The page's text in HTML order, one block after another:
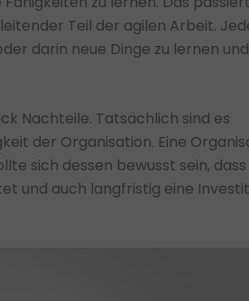
Teil der agilen Arbeit.
darin neue Dinge zu lernen
Nachteile. Tatsächlich sind es
der Organisation. Eine
sich dessen bewusst sein, dass
und auch langfristig eine